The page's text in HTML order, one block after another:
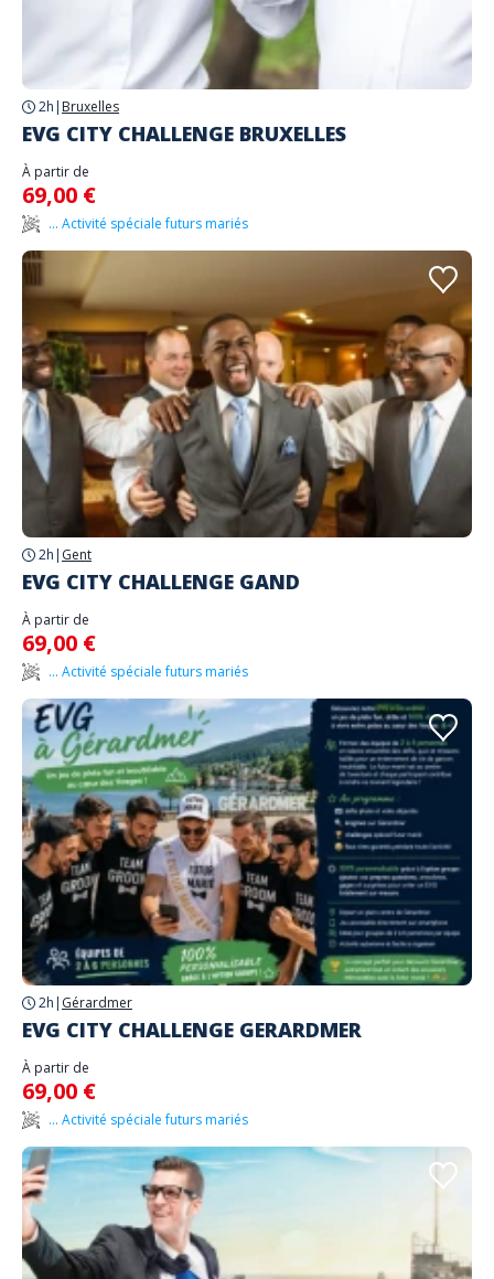
2h | Bruxelles
EVG CITY CHALLENGE BRUXELLES
À partir de
69,00 €
... Activité spéciale futurs mariés
2h | Gent
EVG CITY CHALLENGE GAND
À partir de
69,00 €
... Activité spéciale futurs mariés
2h | Gérardmer
EVG CITY CHALLENGE GERARDMER
À partir de
69,00 €
... Activité spéciale futurs mariés